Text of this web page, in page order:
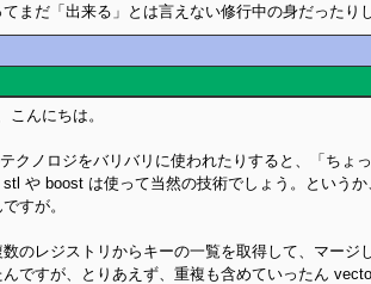
まだ「出来る」とは言えない修行中の身だったり
こんにちは。
クノロジをバリバリに使われたりすると、「ちょ
や boost は使って当然の技術でしょう。という
すが。
のレジストリからキーの一覧を取得して、マージ
ですが、とりあえず、重複も含めていったん